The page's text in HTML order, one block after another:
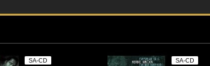
SA-CD
SA-CD